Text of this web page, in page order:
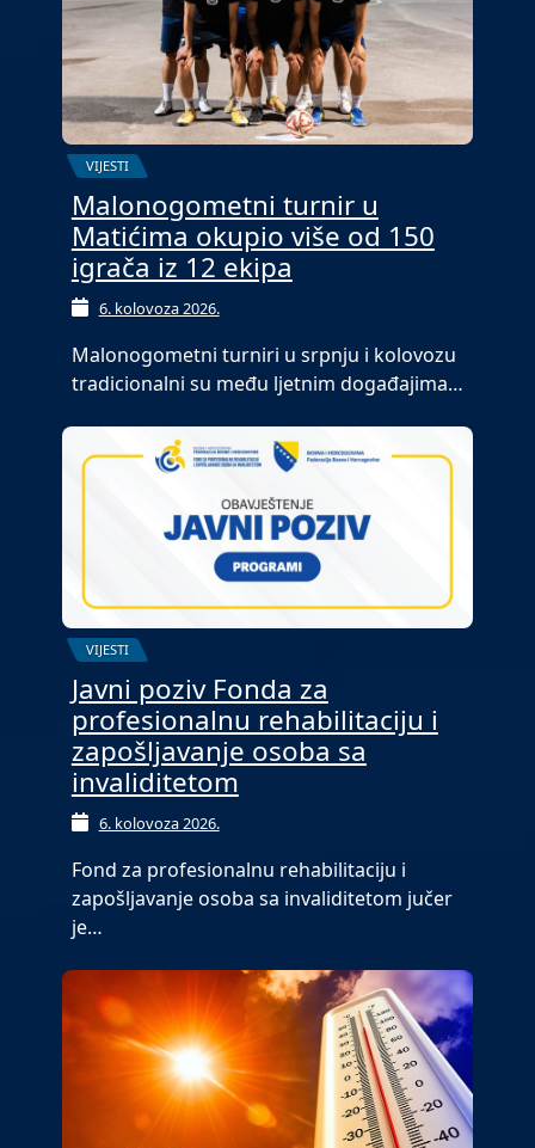
VIJESTI
Malonogometni turnir u
Matićima okupio više od 150
igrača iz 12 ekipa
6. kolovoza 2026.
Malonogometni turniri u srpnju i kolovozu
tradicionalni su među ljetnim događajima…
VIJESTI
Javni poziv Fonda za
profesionalnu rehabilitaciju i
zapošljavanje osoba sa
invaliditetom
6. kolovoza 2026.
Fond za profesionalnu rehabilitaciju i
zapošljavanje osoba sa invaliditetom jučer
je…